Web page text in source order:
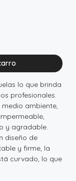
lo que brinda
profesionales.
ambiente,
y agradable.
diseño de
y firme, la
curvado, lo que